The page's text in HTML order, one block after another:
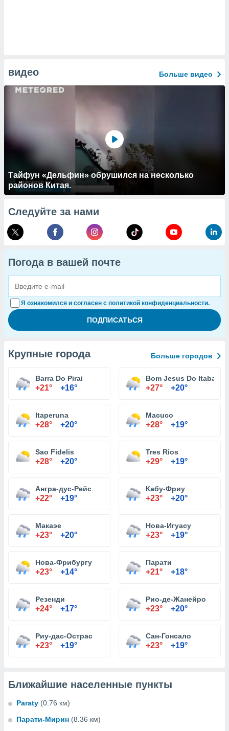
видео Больше видео
Тайфун «Дельфин» обрушился на несколько
районов Китая.
Следуйте за нами
Погода в вашей почте
Я ознакомился и согласен с политикой конфиденциальности.
Крупные города Больше городов
Barra Do Pirai
+21° +16°
Bom Jesus Do
+27° +20°
Itaperuna
+28° +20°
Macuco
+28° +19°
Sao Fidelis
+28° +20°
Tres Rios
+29° +19°
Ангра-дус-Рейс
+22° +19°
Кабу-Фриу
+23° +20°
Макаэе
+23° +20°
Нова-Игуасу
+23° +19°
Нова-Фрибургу
+23° +14°
Парати
+21° +18°
Резенди
+24° +17°
Рио-де-Жанейро
+23° +20°
Риу-дас-Острас
+23° +19°
Сан-Гонсало
+23° +19°
Ближайшие населенные пункты
Paraty (0.76 км)
Парати-Мирин (8.36 км)